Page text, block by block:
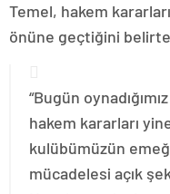
Temel, hakem
önüne geçtiğini
“Bugün
hakem kararları
kulübümüzün
mücadelesi açık